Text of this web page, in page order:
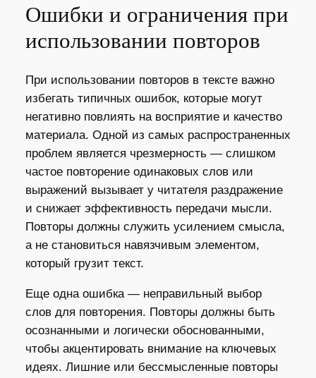
Ошибки и ограничения при
использовании повторов
При использовании повторов в тексте важно
избегать типичных ошибок, которые могут
негативно повлиять на восприятие и качество
материала. Одной из самых распространенных
проблем является чрезмерность — слишком
частое повторение одинаковых слов или
выражений вызывает у читателя раздражение
и снижает эффективность передачи мысли.
Повторы должны служить усилением смысла,
а не становиться навязчивым элементом,
который грузит текст.
Еще одна ошибка — неправильный выбор
слов для повторения. Повторы должны быть
осознанными и логически обоснованными,
чтобы акцентировать внимание на ключевых
идеях. Лишние или бессмысленные повторы